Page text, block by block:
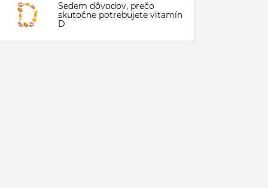
Sedem dôvodov, prečo
skutočne potrebujete vitamín
D